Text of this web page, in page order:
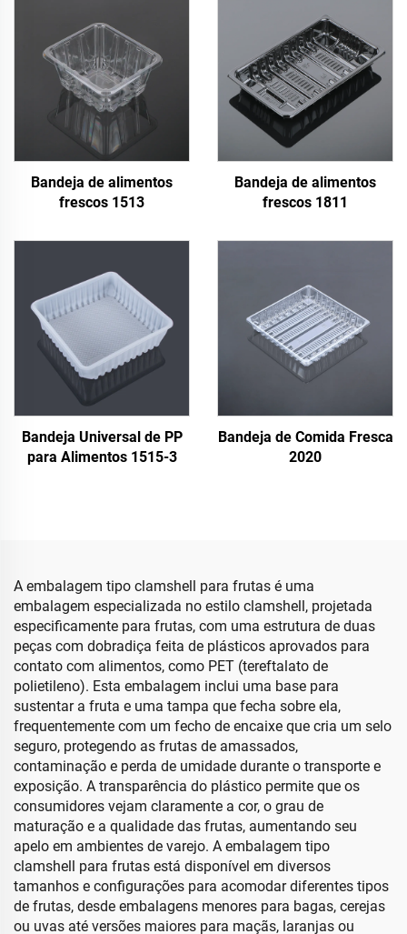
Bandeja de alimentos
frescos 1513
Bandeja de alimentos
frescos 1811
Bandeja Universal de PP
para Alimentos 1515-3
Bandeja de Comida Fresca
2020
A embalagem tipo clamshell para frutas é uma
embalagem especializada no estilo clamshell, projetada
especificamente para frutas, com uma estrutura de duas
peças com dobradiça feita de plásticos aprovados para
contato com alimentos, como PET (tereftalato de
polietileno). Esta embalagem inclui uma base para
sustentar a fruta e uma tampa que fecha sobre ela,
frequentemente com um fecho de encaixe que cria um selo
seguro, protegendo as frutas de amassados,
contaminação e perda de umidade durante o transporte e
exposição. A transparência do plástico permite que os
consumidores vejam claramente a cor, o grau de
maturação e a qualidade das frutas, aumentando seu
apelo em ambientes de varejo. A embalagem tipo
clamshell para frutas está disponível em diversos
tamanhos e configurações para acomodar diferentes tipos
de frutas, desde embalagens menores para bagas, cerejas
ou uvas até versões maiores para maçãs, laranjas ou